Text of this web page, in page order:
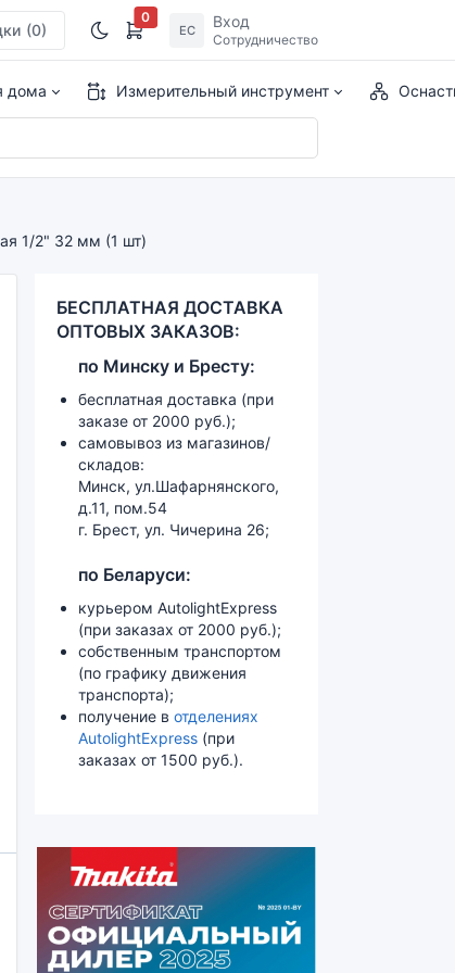
(0)
0
ЕС Вход
Сотрудничество
дома Измерительный инструмент
1/2" 32 мм (1 шт)
БЕСПЛАТНАЯ ДОСТАВКА
ОПТОВЫХ ЗАКАЗОВ:
по Минску и Бресту:
бесплатная доставка (при
заказе от 2000 руб.);
самовывоз из магазинов/
складов:
Минск, ул.Шафарнянского,
д.11, пом.54
г. Брест, ул. Чичерина 26;
по Беларуси:
курьером AutolightExpress
(при заказах от 2000 руб.);
собственным транспортом
(по графику движения
транспорта);
получение в отделениях
AutolightExpress (при
заказах от 1500 руб.).